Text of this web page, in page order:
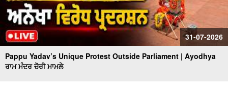
31-07-2026
Pappu Yadav’s Unique Protest Outside Parliament | Ayodhya
ਰਾਮ ਮੰਦਰ ਚੋਰੀ ਮਾਮਲੇ